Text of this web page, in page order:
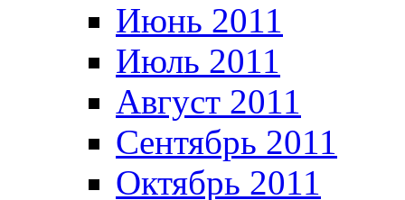
Июнь 2011
Июль 2011
Август 2011
Сентябрь 2011
Октябрь 2011